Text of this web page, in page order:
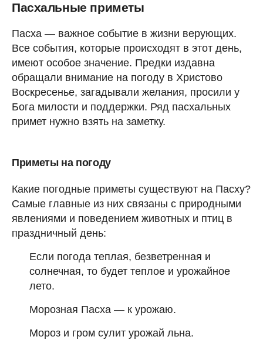
Пасхальные приметы
Пасха — важное событие в жизни верующих.
Все события, которые происходят в этот день,
имеют особое значение. Предки издавна
обращали внимание на погоду в Христово
Воскресенье, загадывали желания, просили у
Бога милости и поддержки. Ряд пасхальных
примет нужно взять на заметку.
Приметы на погоду
Какие погодные приметы существуют на Пасху?
Самые главные из них связаны с природными
явлениями и поведением животных и птиц в
праздничный день:
Если погода теплая, безветренная и
солнечная, то будет теплое и урожайное
лето.
Морозная Пасха — к урожаю.
Мороз и гром сулит урожай льна.